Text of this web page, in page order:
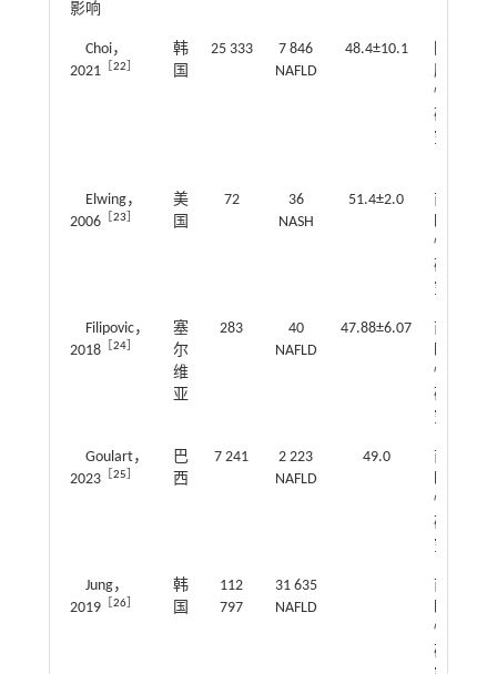
影响
Choi，
2021
22
韩
国
25 333
7 846
NAFLD
48.4±10.1
顾
性
研
究
Elwing，
2006
23
美
国
72
36
NASH
51.4±2.0
前
瞻
性
研
究
Filipovic，
2018［ 24］
塞
尔
维
亚
283
40
NAFLD
47.88±6.07
前
瞻
性
研
究
Goulart，
2023［ 25
巴
西
7 241
2 223
NAFLD
49.0
前
瞻
性
研
究
Jung，
2019［ 26］
韩
国
112
797
31 635
NAFLD
前
瞻
性
研